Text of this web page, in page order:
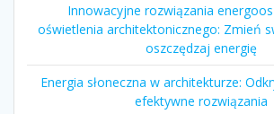
Innowacyjne rozwiązania
oświetlenia architektonicznego: Zmień
oszczędzaj energię
Energia słoneczna w architekturze:
efektywne rozwiązania